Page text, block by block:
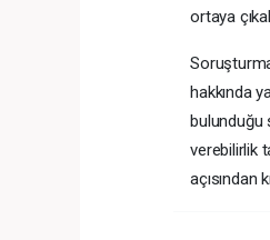
ortaya
hakkında
bulunduğu
verebilirlik
açısından